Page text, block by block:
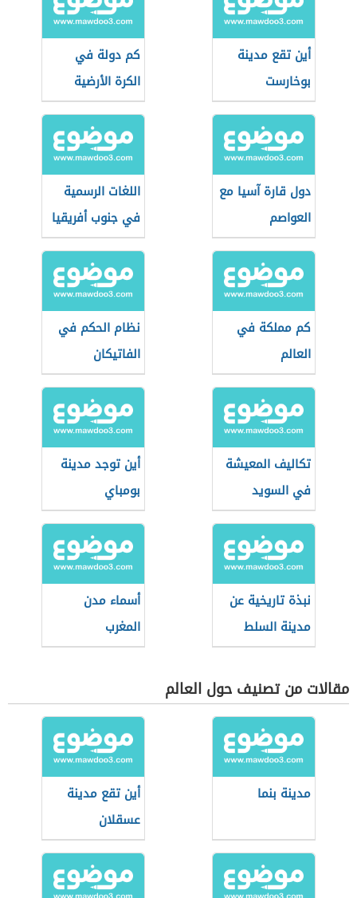
أين تقع مدينة
بوخارست
كم دولة في
الكرة الأرضية
دول قارة آسيا مع
العواصم
اللغات الرسمية
في جنوب أفريقيا
كم مملكة في
العالم
نظام الحكم في
الفاتيكان
تكاليف المعيشة
في السويد
أين توجد مدينة
بومباي
نبذة تاريخية عن
مدينة السلط
أسماء مدن
المغرب
مقالات من تصنيف حول العالم
مدينة بنما
أين تقع مدينة
عسقلان